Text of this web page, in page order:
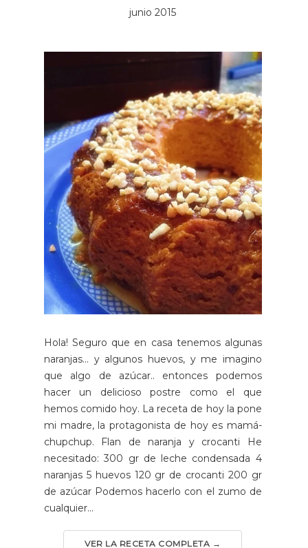
junio 2015
Hola! Seguro que en casa tenemos algunas
naranjas... y algunos huevos, y me imagino
que algo de azúcar.. entonces podemos
hacer un delicioso postre como el que
hemos comido hoy. La receta de hoy la pone
mi madre, la protagonista de hoy es mamá-
chupchup. Flan de naranja y crocanti He
necesitado: 300 gr de leche condensada 4
naranjas 5 huevos 120 gr de crocanti 200 gr
de azúcar Podemos hacerlo con el zumo de
cualquier...
VER LA RECETA COMPLETA →